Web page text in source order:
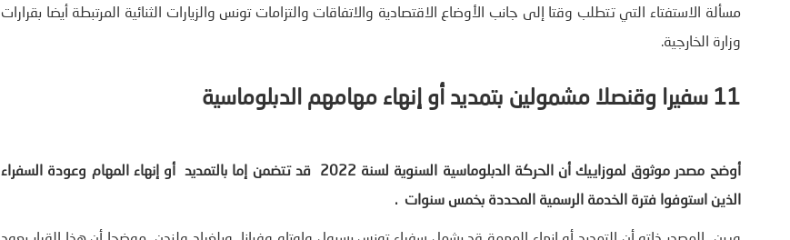
مسألة الاستفتاء التي تتطلب وقتا إلى جانب الأوضاع الاقتصادية والاتفاقات والتزامات تونس والزيارات الثنائية المرتبطة أيضا بقرارات
وزارة الخارجية.
11 سفيرا وقنصلا مشمولين بتمديد أو إنهاء مهامهم الدبلوماسية
أوضح مصدر موثوق لموزاييك أن الحركة الدبلوماسية السنوية لسنة 2022 قد تتضمن إما بالتمديد أو إنهاء المهام وعودة السفراء
الذين استوفوا فترة الخدمة الرسمية المحددة بخمس سنوات .